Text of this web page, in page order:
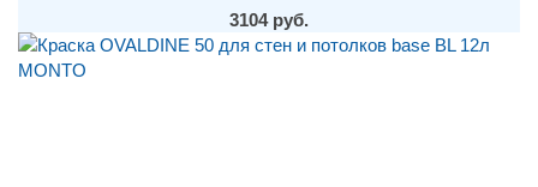
3104 руб.